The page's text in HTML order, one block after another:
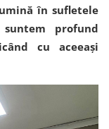
în sufletele
profund
cu aceeași